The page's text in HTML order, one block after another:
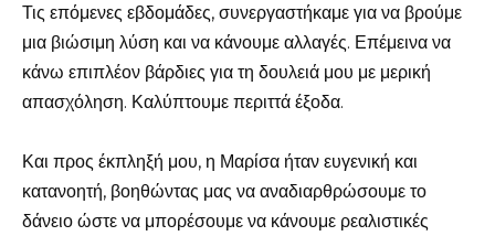
Τις επόμενες εβδομάδες, συνεργαστήκαμε για να βρούμε
μια βιώσιμη λύση και να κάνουμε αλλαγές. Επέμεινα να
κάνω επιπλέον βάρδιες για τη δουλειά μου με μερική
απασχόληση. Καλύπτουμε περιττά έξοδα.
Και προς έκπληξή μου, η Μαρίσα ήταν ευγενική και
κατανοητή, βοηθώντας μας να αναδιαρθρώσουμε το
δάνειο ώστε να μπορέσουμε να κάνουμε ρεαλιστικές